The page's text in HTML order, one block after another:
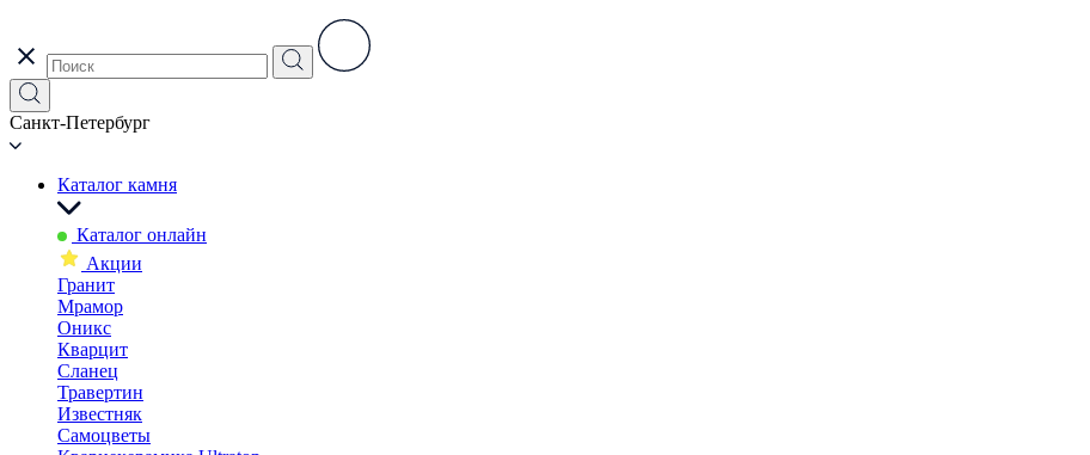
Санкт-Петербург
Каталог камня
Каталог онлайн
Акции
Гранит
Мрамор
Оникс
Кварцит
Сланец
Травертин
Известняк
Самоцветы